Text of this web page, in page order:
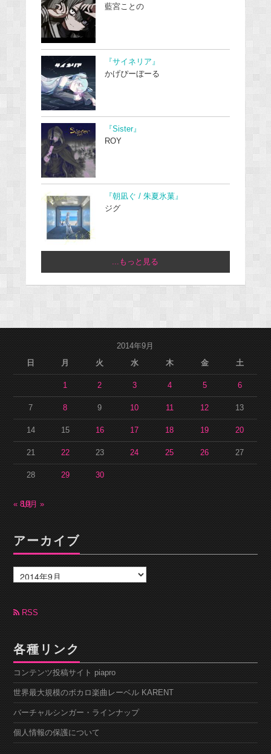
藍宮ことの
『サイネリア』
かげぴーぼーる
『Sister』
ROY
『朝凪ぐ / 朱夏氷菓』
ジグ
...もっと見る
2014年9月
日
月 火 水 木 金 土
1 2 3 4 5 6
7 8 9 10 11 12 13
14 15 16 17 18 19 20
21 22 23 24 25 26 27
28 29 30
« 8月
10月 »
アーカイブ
ー
カ
ブ RSS
各種リンク
コンテンツ投稿サイト piapro
世界最大規模のボカロ楽曲レーベル KARENT
バーチャルシンガー・ラインナップ
個人情報の保護について